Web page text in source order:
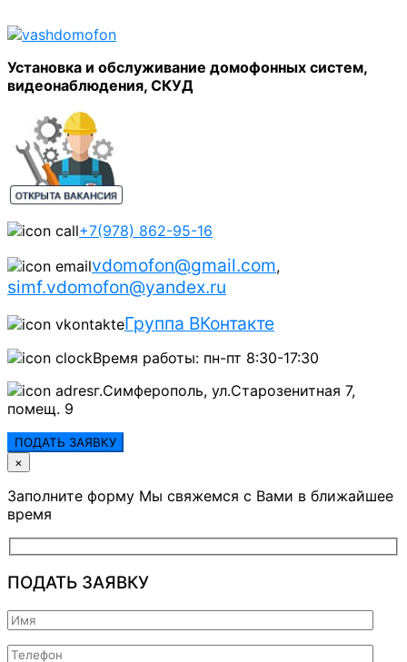
Установка и обслуживание домофонных систем,
видеонаблюдения, СКУД
+7(978) 862-95-16
vdomofon@gmail.com,
simf.vdomofon@yandex.ru
Группа ВКонтакте
Время работы: пн-пт 8:30-17:30
г.Симферополь, ул.Старозенитная 7,
помещ. 9
ПОДАТЬ ЗАЯВКУ
×
Заполните форму Мы свяжемся с Вами в ближайшее
время
ПОДАТЬ ЗАЯВКУ